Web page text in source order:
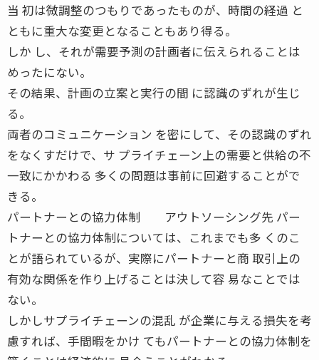
当 初は微調整のつもりであったものが、時間の経過 と
ともに重大な変更となることもあり得る。
しか し、それが需要予測の計画者に伝えられることは
めったにない。
その結果、計画の立案と実行の間 に認識のずれが生じ
る。
両者のコミュニケーション を密にして、その認識のずれ
をなくすだけで、サ プライチェーン上の需要と供給の不
一致にかかわる 多くの問題は事前に回避することがで
きる。
パートナーとの協力体制 アウトソーシング先 パー
トナーとの協力体制については、これまでも多 くのこ
とが語られているが、実際にパートナーと商 取引上の
有効な関係を作り上げることは決して容 易なことでは
ない。
しかしサプライチェーンの混乱 が企業に与える損失を考
慮すれば、手間暇をかけ てもパートナーとの協力体制を